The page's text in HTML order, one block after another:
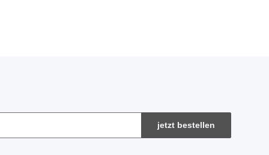
jetzt bestellen